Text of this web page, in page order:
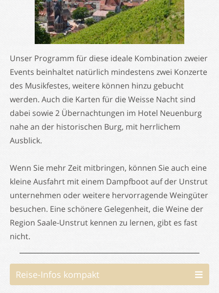
Unser Programm für diese ideale Kombination zweier
Events beinhaltet natürlich mindestens zwei Konzerte
des Musikfestes, weitere können hinzu gebucht
werden. Auch die Karten für die Weisse Nacht sind
dabei sowie 2 Übernachtungen im Hotel Neuenburg
nahe an der historischen Burg, mit herrlichem
Ausblick.
Wenn Sie mehr Zeit mitbringen, können Sie auch eine
kleine Ausfahrt mit einem Dampfboot auf der Unstrut
unternehmen oder weitere hervorragende Weingüter
besuchen. Eine schönere Gelegenheit, die Weine der
Region Saale-Unstrut kennen zu lernen, gibt es fast
nicht.
Reise-Infos kompakt